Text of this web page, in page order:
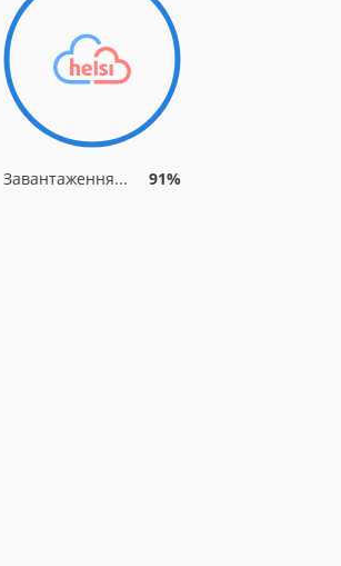
Завантаження... 91%